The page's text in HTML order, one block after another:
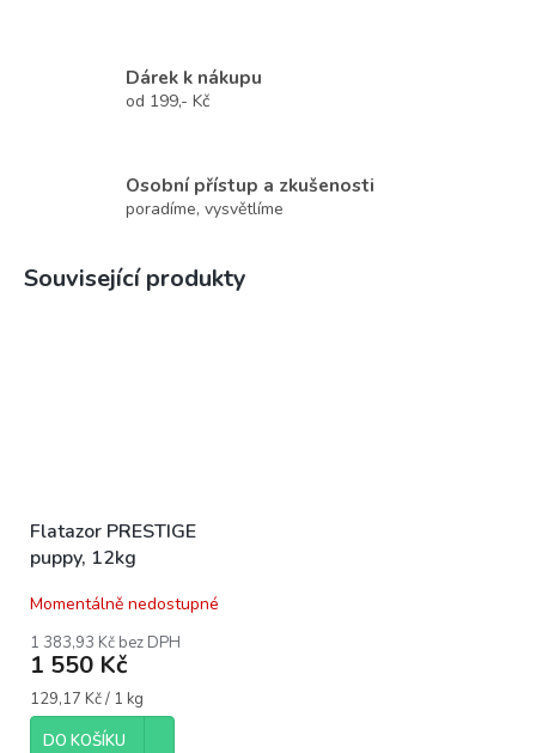
Dárek k nákupu
od 199,- Kč
Osobní přístup a zkušenosti
poradíme, vysvětlíme
Související produkty
Flatazor PRESTIGE
puppy, 12kg
Momentálně nedostupné
1 383,93 Kč bez DPH
1 550 Kč
Měrná
cena:
129,17 Kč / 1 kg
DO KOŠÍKU